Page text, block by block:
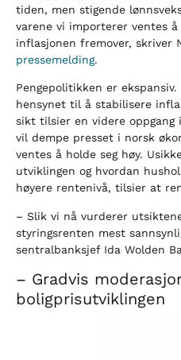
tiden, men stigende
varene vi importerer ventes
inflasjonen fremover, skriver
pressemelding.
Pengepolitikken er
hensynet til å stabilisere
sikt tilsier en videre
vil dempe presset i norsk
ventes å holde seg høy.
utviklingen og hvordan
høyere rentenivå, tilsier at
– Slik vi nå vurderer
styringsrenten mest
sentralbanksjef Ida Wolden
– Gradvis
boligprisutviklingen